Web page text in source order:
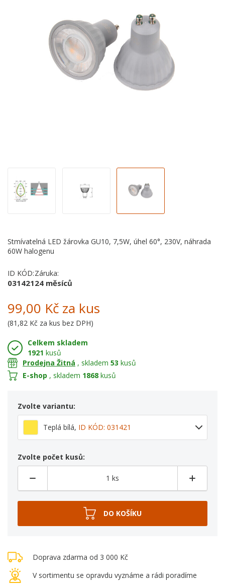
Stmívatelná LED žárovka GU10, 7,5W, úhel 60°, 230V, náhrada
60W halogenu
ID KÓD:
031421
Záruka:
24 měsíců
99,00 Kč za kus
(81,82 Kč za kus bez DPH)
Celkem skladem
1921 kusů
Prodejna Žitná , skladem 53 kusů
E-shop , skladem 1868 kusů
Zvolte variantu:
Teplá bílá, ID KÓD: 031421
Zvolte počet kusů:
Doprava zdarma od 3 000 Kč
V sortimentu se opravdu vyznáme a rádi poradíme